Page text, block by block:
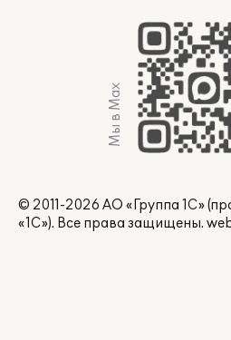
Мы в Max
© 2011-2026 АО «Группа 1С»
«1С»). Все права защищены.